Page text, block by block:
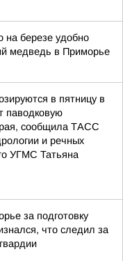
на березе удобно
медведь в Приморье
в пятницу в
паводковую
сообщила ТАСС
и речных
УГМС Татьяна
за подготовку
что следил за